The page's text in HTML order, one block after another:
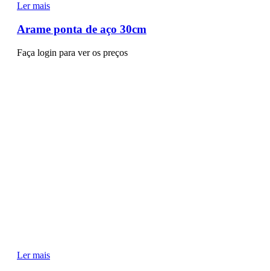
Ler mais
Arame ponta de aço 30cm
Faça login para ver os preços
Ler mais